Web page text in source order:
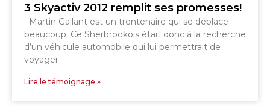
3 Skyactiv 2012 remplit ses promesses!
Martin Gallant est un trentenaire qui se déplace
beaucoup. Ce Sherbrookois était donc à la recherche
d’un véhicule automobile qui lui permettrait de
voyager
Lire le témoignage »